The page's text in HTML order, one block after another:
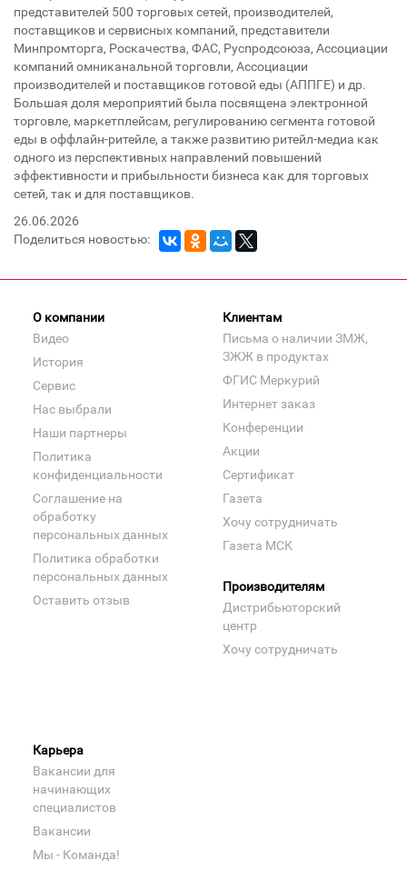
представителей 500 торговых сетей, производителей,
поставщиков и сервисных компаний, представители
Минпромторга, Роскачества, ФАС, Руспродсоюза, Ассоциации
компаний омниканальной торговли, Ассоциации
производителей и поставщиков готовой еды (АППГЕ) и др.
Большая доля мероприятий была посвящена электронной
торговле, маркетплейсам, регулированию сегмента готовой
еды в оффлайн-ритейле, а также развитию ритейл-медиа как
одного из перспективных направлений повышений
эффективности и прибыльности бизнеса как для торговых
сетей, так и для поставщиков.
26.06.2026
Поделиться новостью:
О компании
Видео
История
Сервис
Нас выбрали
Наши партнеры
Политика
конфиденциальности
Соглашение на
обработку
персональных данных
Политика обработки
персональных данных
Оставить отзыв
Клиентам
Письма о наличии ЗМЖ,
ЗЖЖ в продуктах
ФГИС Меркурий
Интернет заказ
Конференции
Акции
Сертификат
Газета
Хочу сотрудничать
Газета МСК
Производителям
Дистрибьюторский
центр
Хочу сотрудничать
Карьера
Вакансии для
начинающих
специалистов
Вакансии
Мы - Команда!